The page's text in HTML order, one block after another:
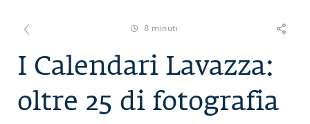
8 minuti
I Calendari Lavazza:
oltre 25 di fotografia